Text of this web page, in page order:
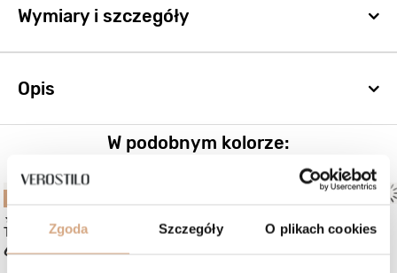
Zgoda Szczegóły O plikach cookies
Wymiary i szczegóły
Opis
W podobnym kolorze:
Torebka shopper skórzana
649 zł
Torebka nerka na